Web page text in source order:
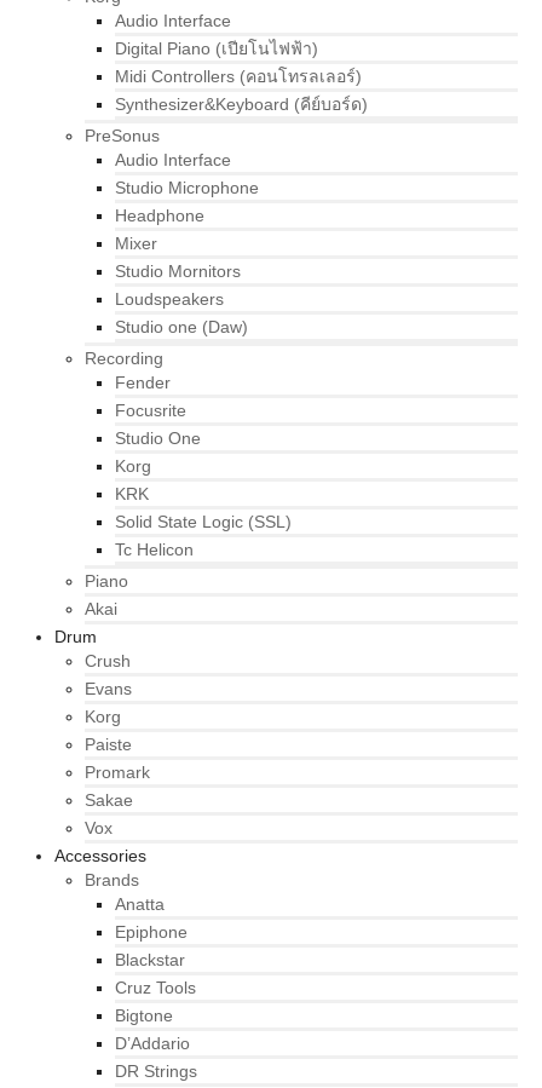
Audio Interface
Digital Piano (เปียโนไฟฟ้า)
Midi Controllers (คอนโทรลเลอร์)
Synthesizer&Keyboard (คีย์บอร์ด)
PreSonus
Audio Interface
Studio Microphone
Headphone
Mixer
Studio Mornitors
Loudspeakers
Studio one (Daw)
Recording
Fender
Focusrite
Studio One
Korg
KRK
Solid State Logic (SSL)
Tc Helicon
Piano
Akai
Drum
Crush
Evans
Korg
Paiste
Promark
Sakae
Vox
Accessories
Brands
Anatta
Epiphone
Blackstar
Cruz Tools
Bigtone
D’Addario
DR Strings